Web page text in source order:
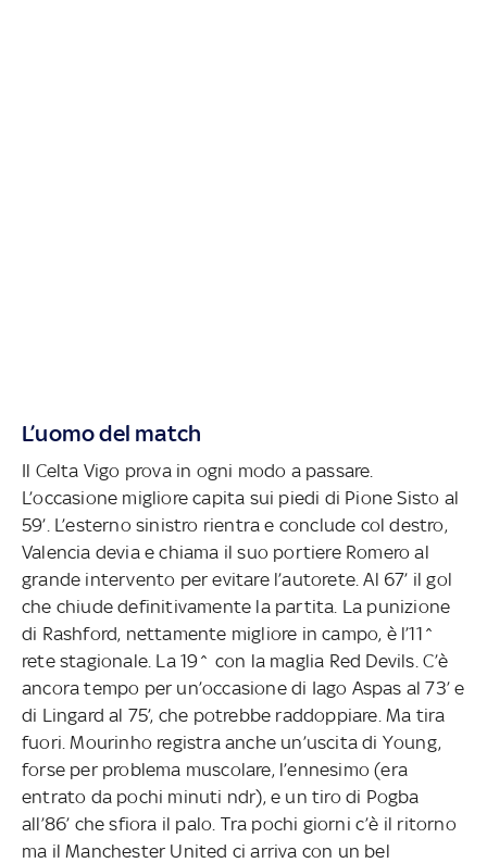
L’uomo del match
Il Celta Vigo prova in ogni modo a passare.
L’occasione migliore capita sui piedi di Pione Sisto al
59’. L’esterno sinistro rientra e conclude col destro,
Valencia devia e chiama il suo portiere Romero al
grande intervento per evitare l’autorete. Al 67’ il gol
che chiude definitivamente la partita. La punizione
di Rashford, nettamente migliore in campo, è l’11^
rete stagionale. La 19^ con la maglia Red Devils. C’è
ancora tempo per un’occasione di Iago Aspas al 73’ e
di Lingard al 75’, che potrebbe raddoppiare. Ma tira
fuori. Mourinho registra anche un’uscita di Young,
forse per problema muscolare, l’ennesimo (era
entrato da pochi minuti ndr), e un tiro di Pogba
all’86’ che sfiora il palo. Tra pochi giorni c’è il ritorno
ma il Manchester United ci arriva con un bel